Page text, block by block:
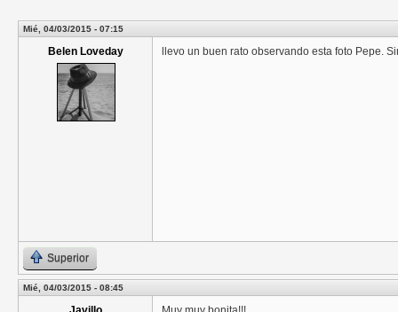
Mié, 04/03/2015 - 07:15
Belen Loveday llevo un buen rato observando esta foto Pepe.
Superior
Mié, 04/03/2015 - 08:45